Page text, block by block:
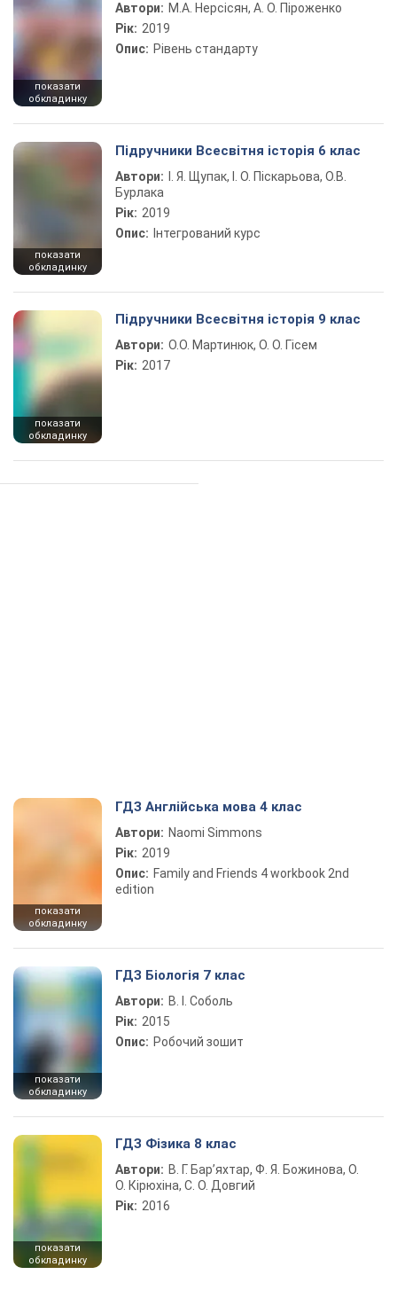
показати
обкладинку
Автори: М.А. Нерсісян, А. О. Піроженко
Рік: 2019
Опис: Рівень стандарту
показати
обкладинку
Підручники Всесвітня історія 6 клас
Автори:
І. Я. Щупак, І. О. Піскарьова, О.В.
Бурлака
Рік: 2019
Опис: Інтегрований курс
показати
обкладинку
Підручники Всесвітня історія 9 клас
Автори: О.О. Мартинюк, О. О. Гісем
Рік: 2017
показати
обкладинку
ГДЗ Англійська мова 4 клас
Автори: Naomi Simmons
Рік: 2019
Опис: Family and Friends 4 workbook 2nd
edition
показати
обкладинку
ГДЗ Біологія 7 клас
Автори: В. І. Соболь
Рік: 2015
Опис: Робочий зошит
показати
обкладинку
ГДЗ Фізика 8 клас
Автори: В. Г. Бар’яхтар, Ф. Я. Божинова, О.
О. Кірюхіна, С. О. Довгий
Рік: 2016